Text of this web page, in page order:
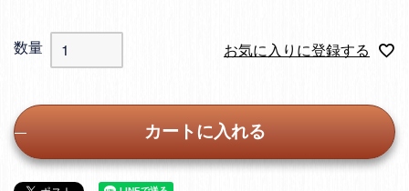
お気に入りに登録する
カートに入れる